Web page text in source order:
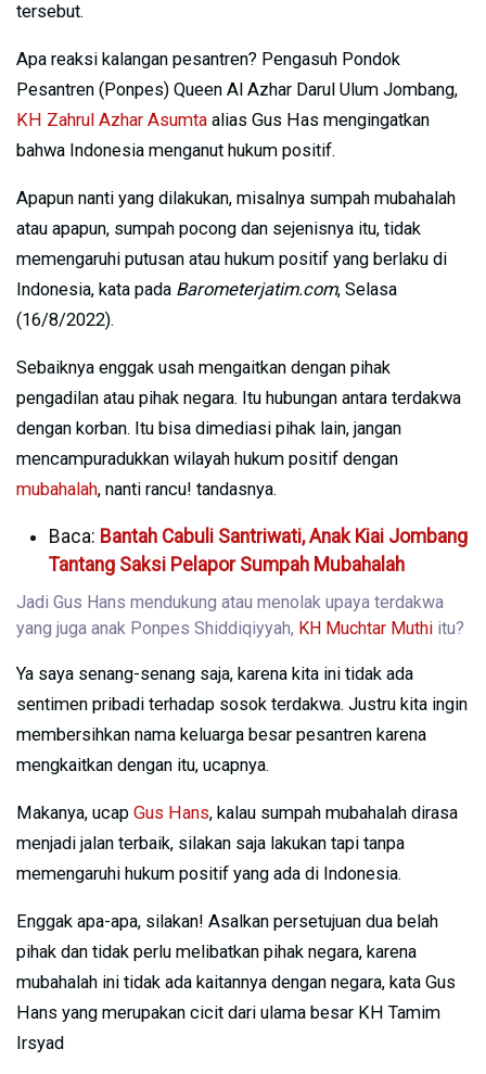
tersebut.
Apa reaksi kalangan pesantren? Pengasuh Pondok
Pesantren (Ponpes) Queen Al Azhar Darul Ulum Jombang,
KH Zahrul Azhar Asumta alias Gus Has mengingatkan
bahwa Indonesia menganut hukum positif.
Apapun nanti yang dilakukan, misalnya sumpah mubahalah
atau apapun, sumpah pocong dan sejenisnya itu, tidak
memengaruhi putusan atau hukum positif yang berlaku di
Indonesia, kata pada Barometerjatim.com, Selasa
(16/8/2022).
Sebaiknya enggak usah mengaitkan dengan pihak
pengadilan atau pihak negara. Itu hubungan antara terdakwa
dengan korban. Itu bisa dimediasi pihak lain, jangan
mencampuradukkan wilayah hukum positif dengan
mubahalah, nanti rancu! tandasnya.
Baca: Bantah Cabuli Santriwati, Anak Kiai Jombang
Tantang Saksi Pelapor Sumpah Mubahalah
Jadi Gus Hans mendukung atau menolak upaya terdakwa
yang juga anak Ponpes Shiddiqiyyah, KH Muchtar Muthi itu?
Ya saya senang-senang saja, karena kita ini tidak ada
sentimen pribadi terhadap sosok terdakwa. Justru kita ingin
membersihkan nama keluarga besar pesantren karena
mengkaitkan dengan itu, ucapnya.
Makanya, ucap Gus Hans, kalau sumpah mubahalah dirasa
menjadi jalan terbaik, silakan saja lakukan tapi tanpa
memengaruhi hukum positif yang ada di Indonesia.
Enggak apa-apa, silakan! Asalkan persetujuan dua belah
pihak dan tidak perlu melibatkan pihak negara, karena
mubahalah ini tidak ada kaitannya dengan negara, kata Gus
Hans yang merupakan cicit dari ulama besar KH Tamim
Irsyad